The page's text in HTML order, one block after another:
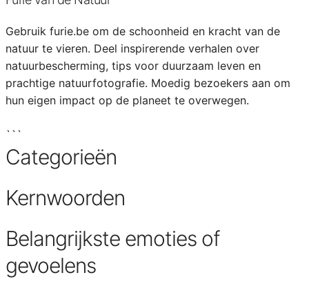
Gebruik furie.be om de schoonheid en kracht van de
natuur te vieren. Deel inspirerende verhalen over
natuurbescherming, tips voor duurzaam leven en
prachtige natuurfotografie. Moedig bezoekers aan om
hun eigen impact op de planeet te overwegen.
```
Categorieën
Kernwoorden
Belangrijkste emoties of
gevoelens